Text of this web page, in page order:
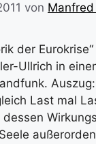
von
der
Ullrich in
Last mal